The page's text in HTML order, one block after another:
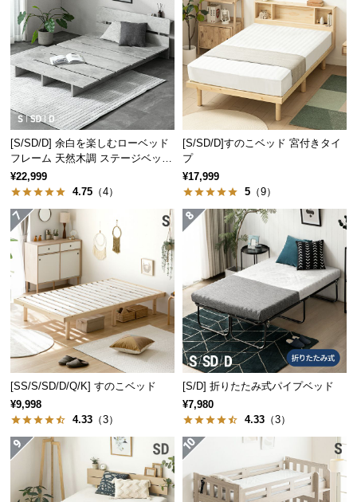
に
つ
い
て
返
品・
キ
ャ
ン
セ
ル
つ
て
保
証
に
つ
い
て
規
[S/SD/D] 余白を楽しむローベッド
フレーム 天然木調 ステージベッド
2口コンセントタイプ
¥22,999
4.75 （4）
[S/SD/D]すのこベッド 宮付きタイ
プ
¥17,999
5 （9）
[SS/S/SD/D/Q/K] すのこベッド
¥9,998
4.33 （3）
[S/D] 折りたたみ式パイプベッド
¥7,980
4.33 （3）